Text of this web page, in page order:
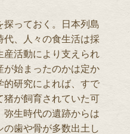
探っておく。日本列島
代、人々の食生活は採
産活動により支えられ
が始まったのかは定か
的研究によれば、すで
猪が飼育されていた可
弥生時代の遺跡からは
歯や骨が多数出土し